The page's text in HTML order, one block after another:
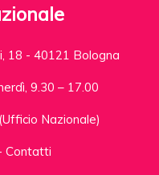
18 - 40121 Bologna
9.30 – 17.00
Nazionale)
Contatti